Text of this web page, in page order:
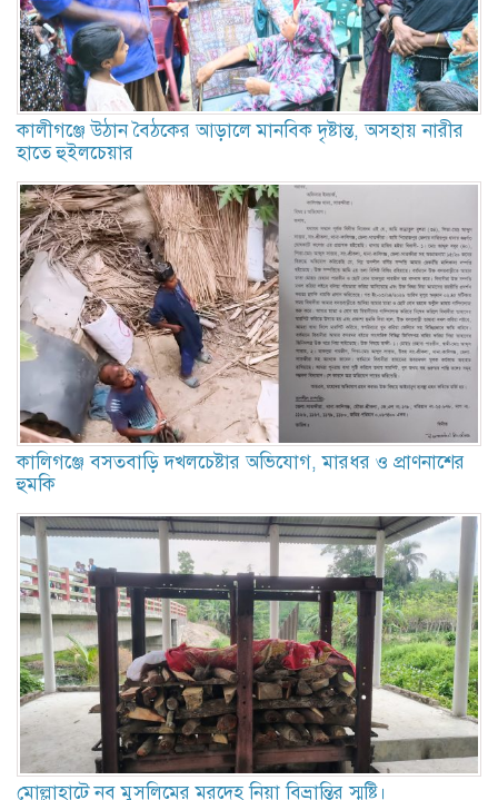
কালীগঞ্জে উঠান বৈঠকের আড়ালে মানবিক দৃষ্টান্ত, অসহায় নারীর
হাতে হুইলচেয়ার
কালিগঞ্জে বসতবাড়ি দখলচেষ্টার অভিযোগ, মারধর ও প্রাণনাশের
হুমকি
মোল্লাহাটে নব মুসলিমের মরদেহ নিয়া বিভ্রান্তির স্মৃষ্টি।